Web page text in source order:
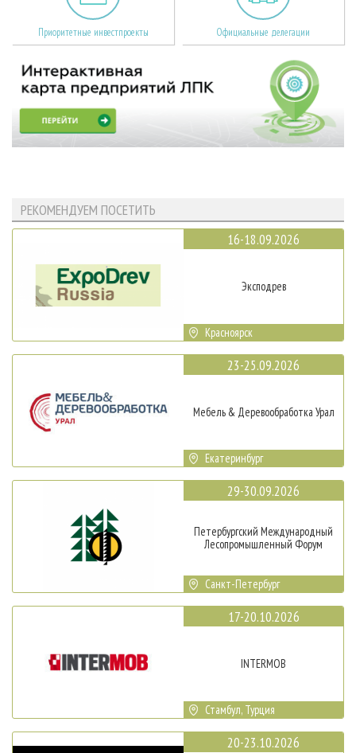
Приоритетные инвестпроекты Официальные делегации
РЕКОМЕНДУЕМ ПОСЕТИТЬ
16-18.09.2026
Эксподрев
Красноярск
23-25.09.2026
Мебель & Деревообработка Урал
Екатеринбург
29-30.09.2026
Петербургский Международный
Лесопромышленный Форум
Санкт-Петербург
17-20.10.2026
INTERMOB
Стамбул, Турция
20-23.10.2026